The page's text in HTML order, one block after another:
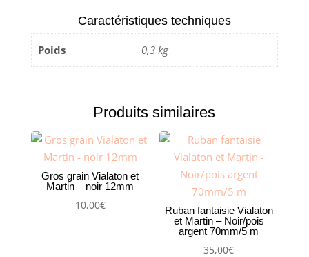
présentation
chapeaux
Hauteur
Caractéristiques techniques
Poids 0,3 kg
Produits similaires
Gros grain Vialaton et
Martin – noir 12mm
10,00€
Ruban fantaisie Vialaton
et Martin – Noir/pois
argent 70mm/5 m
35,00€